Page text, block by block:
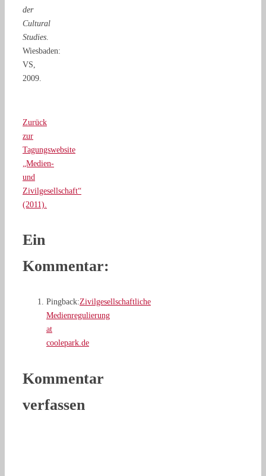
der
Cultural
Studies
Wiesbaden:
VS,
2009.
Zurück
zur
Tagungswebsite
„Medien-
und
Zivilgesellschaft“
(2011).
Ein
Kommentar:
Pingback:Zivilgesellschaftliche
Medienregulierung
at
coolepark.de
Kommentar
verfassen